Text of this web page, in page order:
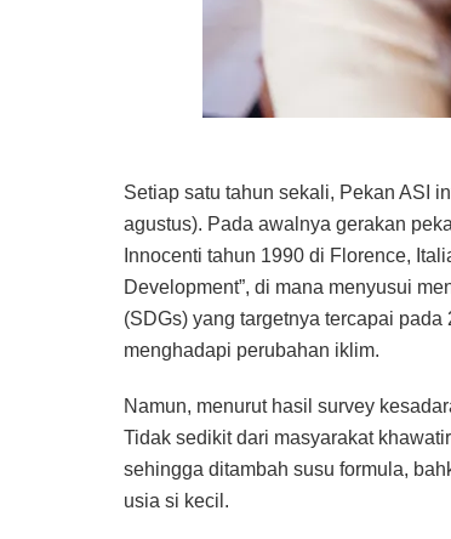
Setiap satu tahun sekali, Pekan ASI
agustus). Pada awalnya gerakan
Innocenti tahun 1990 di Florence,
Development”, di mana menyusui
(SDGs) yang targetnya tercapai
menghadapi perubahan iklim.
Namun, menurut hasil survey
Tidak sedikit dari masyarakat
sehingga ditambah susu formula,
usia si kecil.